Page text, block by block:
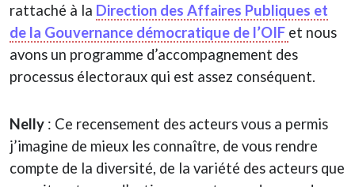
rattaché à la Direction des Affaires Publiques et
de la Gouvernance démocratique de l’OIF et nous
avons un programme d’accompagnement des
processus électoraux qui est assez conséquent.
Nelly : Ce recensement des acteurs vous a permis
j’imagine de mieux les connaître, de vous rendre
compte de la diversité, de la variété des acteurs que